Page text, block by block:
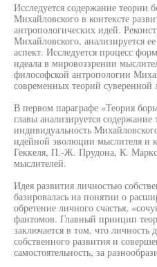
Исследуется содержание теории
Михайловского в контексте
антропологических идей.
Михайловского, анализируется
аспект. Исследуется процесс
идеала в мировоззрении
философской антропологии
современных теорий суверенной
В первом параграфе «Теория
главы анализируется содержание
индивидуальность
идейной эволюции мыслителя и
Геккеля, П.-Ж. Прудона, К.
мыслителей.
Идея развития личностью
базировалась на понятии о
обретение личного счастья,
фантомов. Главный принцип
заключается в том, что личность
собственного развития и
самостоятельность, за